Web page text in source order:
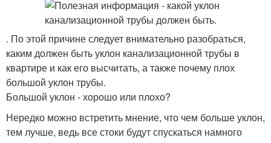
. По этой причине следует внимательно разобраться,
каким должен быть уклон канализационной трубы в
квартире и как его высчитать, а также почему плох
большой уклон трубы.
Большой уклон - хорошо или плохо?
Нередко можно встретить мнение, что чем больше уклон,
тем лучше, ведь все стоки будут спускаться намного